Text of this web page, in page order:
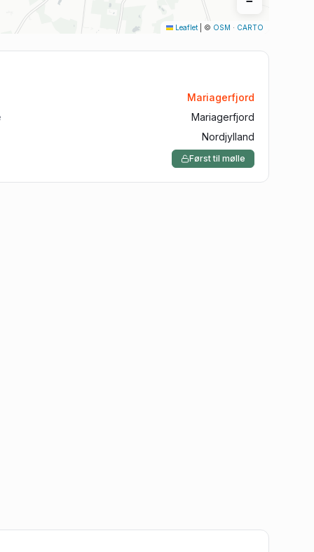
Vejle
Leaflet © OSM · CARTO
Mariagerfjord
Mariagerfjord
Nordjylland
Først til mølle